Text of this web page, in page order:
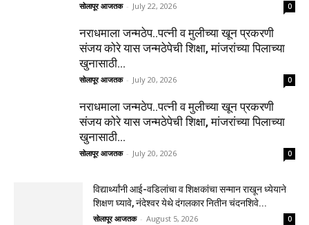
सोलापूर आजतक - July 22, 2026 0
नराधमाला जन्मठेप..पत्नी व मुलीच्या खून प्रकरणी
संजय कोरे यास जन्मठेपेची शिक्षा, मांजरांच्या पिलाच्या
खुनासाठी...
सोलापूर आजतक - July 20, 2026 0
नराधमाला जन्मठेप..पत्नी व मुलीच्या खून प्रकरणी
संजय कोरे यास जन्मठेपेची शिक्षा, मांजरांच्या पिलाच्या
खुनासाठी...
सोलापूर आजतक - July 20, 2026 0
विद्यार्थ्यांनी आई-वडिलांचा व शिक्षकांचा सन्मान राखून ध्येयाने
शिक्षण घ्यावे, नंदेश्वर येथे दंगलकार नितीन चंदनशिवे...
सोलापूर आजतक - August 5, 2026 0